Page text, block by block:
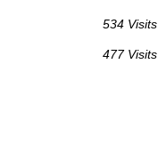
534 Visits
477 Visits